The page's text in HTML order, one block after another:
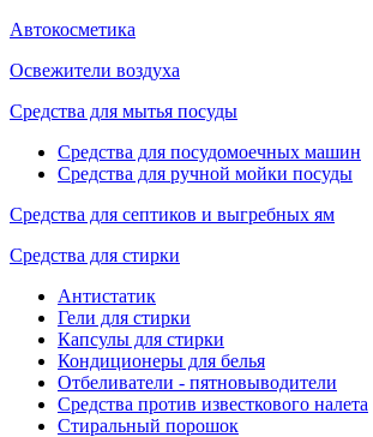
Автокосметика
Освежители воздуха
Средства для мытья посуды
Средства для посудомоечных машин
Средства для ручной мойки посуды
Средства для септиков и выгребных ям
Средства для стирки
Антистатик
Гели для стирки
Капсулы для стирки
Кондиционеры для белья
Отбеливатели - пятновыводители
Средства против известкового налета
Стиральный порошок